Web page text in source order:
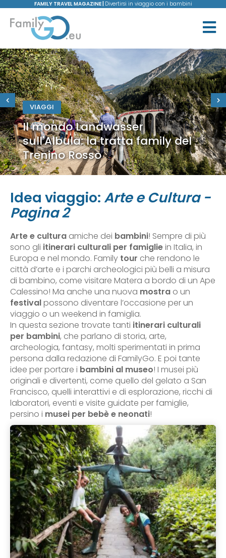
FAMILY TRAVEL MAGAZINE | Divertirsi in viaggio con i bambini
VIAGGI
Il mondo Landwasser
sull'Albula: la tratta family del
Trenino Rosso
Idea viaggio: Arte e Cultura -
Pagina 2
Arte e cultura amiche dei bambini! Sempre di più
sono gli itinerari culturali per famigliein Italia, in
Europa e nel mondo. Family tour che rendono le
città d’arte e i parchi archeologici più belli a misura
di bambino, come visitare Matera a bordo di un Ape
Calessino! Ma anche una nuova mostra o un
festivalpossono diventare l’occasione per un
viaggio o un weekend in famiglia.
In questa sezione trovate tanti itinerari culturali
per bambini, che parlano di storia, arte,
archeologia, fantasy, molti sperimentati in prima
persona dalla redazione di FamilyGo. E poi tante
idee per portare i bambini al museo! I musei più
originali e divertenti, come quello del gelato a San
Francisco, quelli interattivi e di esplorazione, ricchi di
laboratori, eventi e visite guidate per famiglie,
persino i musei per bebè e neonati!